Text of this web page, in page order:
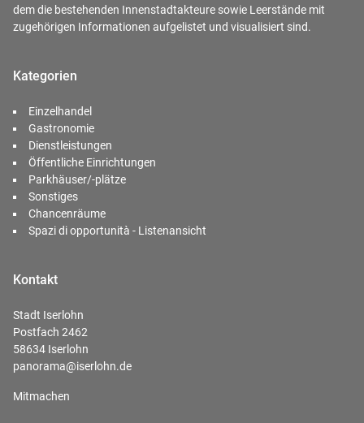
dem die bestehenden Innenstadtakteure sowie Leerstände mit
zugehörigen Informationen aufgelistet und visualisiert sind.
Kategorien
Einzelhandel
Gastronomie
Dienstleistungen
Öffentliche Einrichtungen
Parkhäuser/-plätze
Sonstiges
Chancenräume
Spazi di opportunità - Listenansicht
Kontakt
Stadt Iserlohn
Postfach 2462
58634 Iserlohn
panorama@iserlohn.de
Mitmachen